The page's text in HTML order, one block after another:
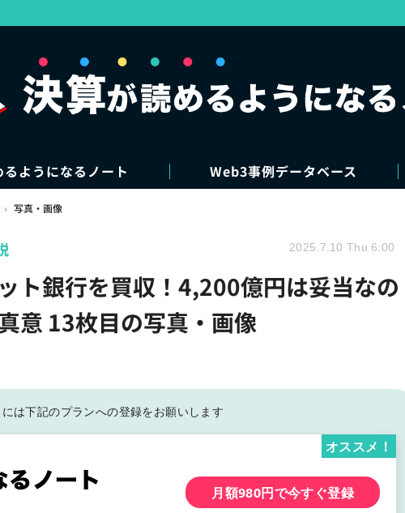
ようになるノート Web3事例データベース
› 写真・画像
ト銀行を買収！4,200億円は妥当なの
意 13枚目の写真・画像
2025.7.10 Thu 6:00
は下記のプランへの登録をお願いします
オススメ！
月額980円で今すぐ登録